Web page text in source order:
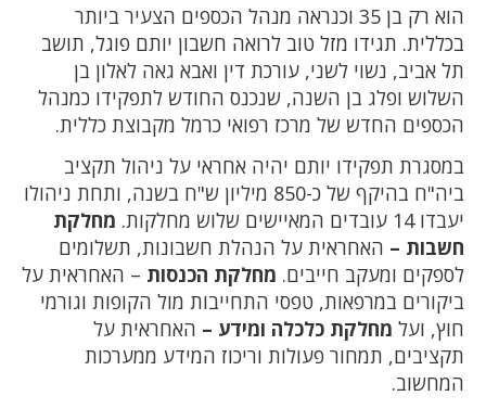
הוא רק בן 35 וכנראה מנהל הכספים הצעיר ביותר
בכללית. תגידו מזל טוב לרואה חשבון יותם פוגל, תושב
תל אביב, נשוי לשני, עורכת דין ואבא גאה לאלון בן
השלוש ופלג בן השנה, שנכנס החודש לתפקידו כמנהל
הכספים החדש של מרכז רפואי כרמל מקבוצת כללית.
במסגרת תפקידו יותם יהיה אחראי על ניהול תקציב
ביה"ח בהיקף של כ-850 מיליון ש"ח בשנה, ותחת ניהולו
יעבדו 14 עובדים המאיישים שלוש מחלקות.
מחלקת
חשבות – האחראית על הנהלת חשבונות, תשלומים
לספקים ומעקב חייבים. מחלקת הכנסות – האחראית על
ביקורים במרפאות, טפסי התחייבות מול הקופות וגורמי
חוץ, ועל מחלקת כלכלה ומידע – האחראית על
תקציבים, תמחור פעולות וריכוז המידע ממערכות
המחשוב.